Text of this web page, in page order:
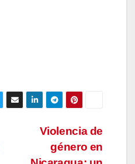
Violencia de
género en